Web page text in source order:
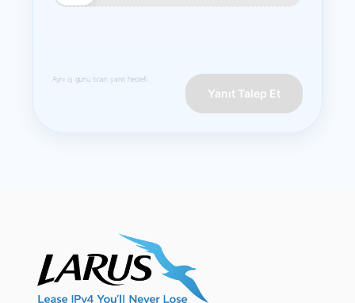
Aynı iş günü ticari yanıt hedefi.
Yanıt Talep Et